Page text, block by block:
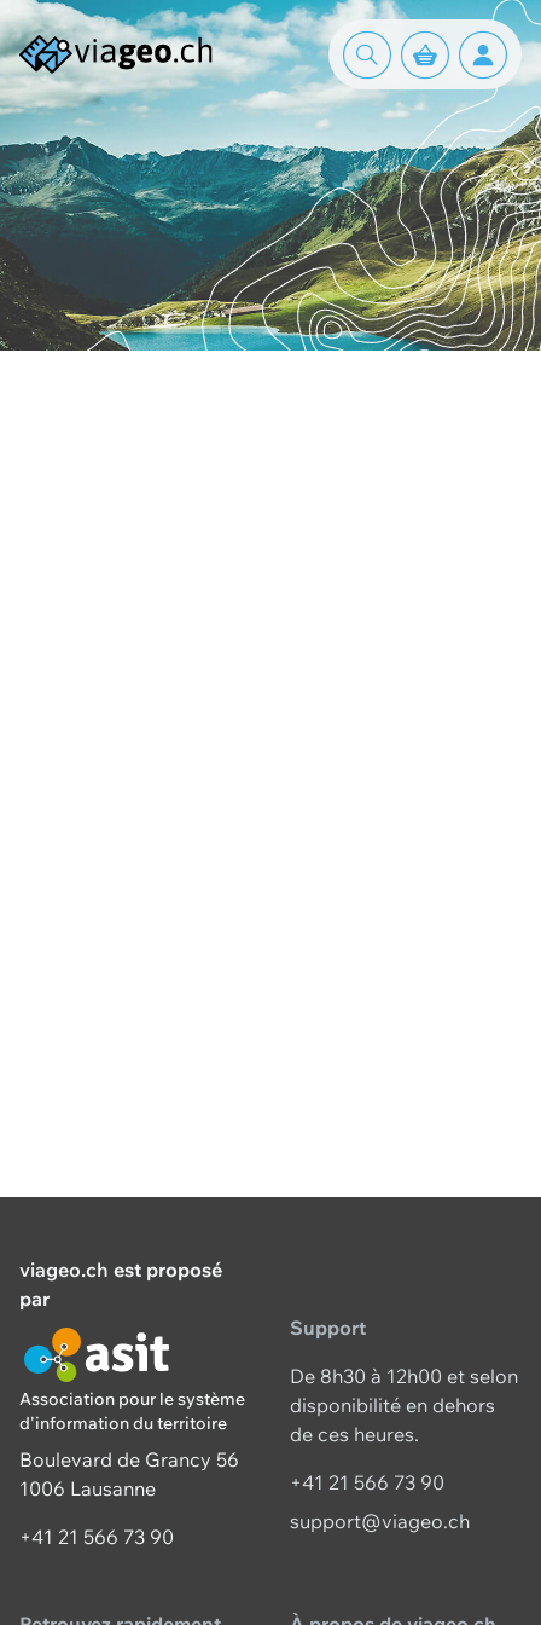
viageo.ch est proposé
par
Association pour le système
d'information du territoire
Boulevard de Grancy 56
1006 Lausanne
+41 21 566 73 90
Support
De 8h30 à 12h00 et selon
disponibilité en dehors
de ces heures.
+41 21 566 73 90
support@viageo.ch